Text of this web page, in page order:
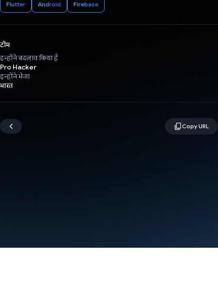
Flutter Android Firebase
टीम
इन्होंने बदलाव किया है
Pro Hacker
इन्होंने भेजा
भारत